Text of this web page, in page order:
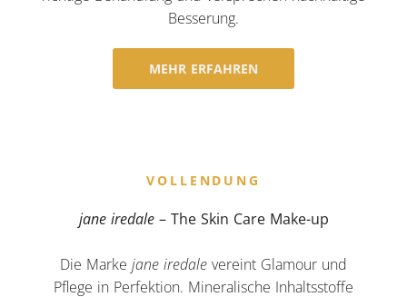
Besserung.
MEHR ERFAHREN
VOLLENDUNG
jane iredale– The Skin Care Make-up
Die Marke jane iredale vereint Glamour und
Pflege in Perfektion. Mineralische Inhaltsstoffe